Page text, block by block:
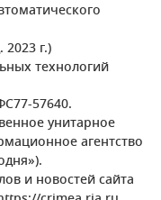
г.)
технологий
57640.
унитарное
агентство
и новостей сайта